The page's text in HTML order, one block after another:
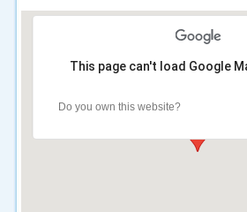
This page can't load Google
Do you own this website?